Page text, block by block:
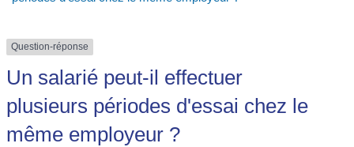
Question-réponse
Un salarié peut-il effectuer
plusieurs périodes d'essai chez le
même employeur ?